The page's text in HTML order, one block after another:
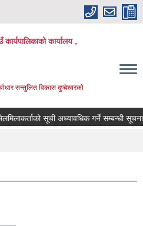
कार्यपालिकाको कार्यालय ,
सन्तुलित विकास दुप्चेश्वरको
सूची अध्यावधिक गर्ने सम्बन्धी सूचना